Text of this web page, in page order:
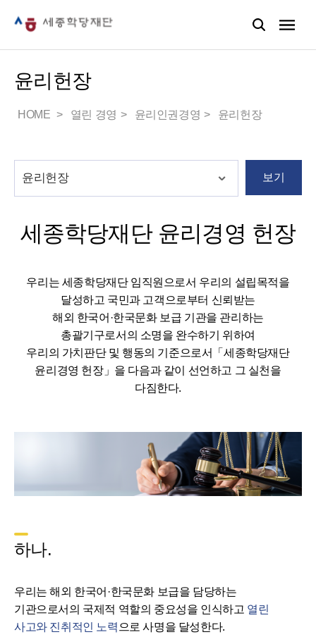
윤리헌장
HOME 열린 경영 윤리인권경영 윤리헌장
보기
세종학당재단 윤리경영 헌장
우리는 세종학당재단 임직원으로서 우리의 설립목적을
달성하고 국민과 고객으로부터 신뢰받는
해외 한국어·한국문화 보급 기관을 관리하는
총괄기구로서의 소명을 완수하기 위하여
우리의 가치판단 및 행동의 기준으로서「세종학당재단
윤리경영 헌장」을 다음과 같이 선언하고 그 실천을
다짐한다.
하나.
우리는 해외 한국어·한국문화 보급을 담당하는
기관으로서의 국제적 역할의 중요성을 인식하고 열린
사고와 진취적인 노력 으로 사명을 달성한다.